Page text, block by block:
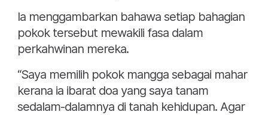
Ia menggambarkan bahawa setiap bahagian
pokok tersebut mewakili fasa dalam
perkahwinan mereka.
“Saya memilih pokok mangga sebagai mahar
kerana ia ibarat doa yang saya tanam
sedalam-dalamnya di tanah kehidupan. Agar